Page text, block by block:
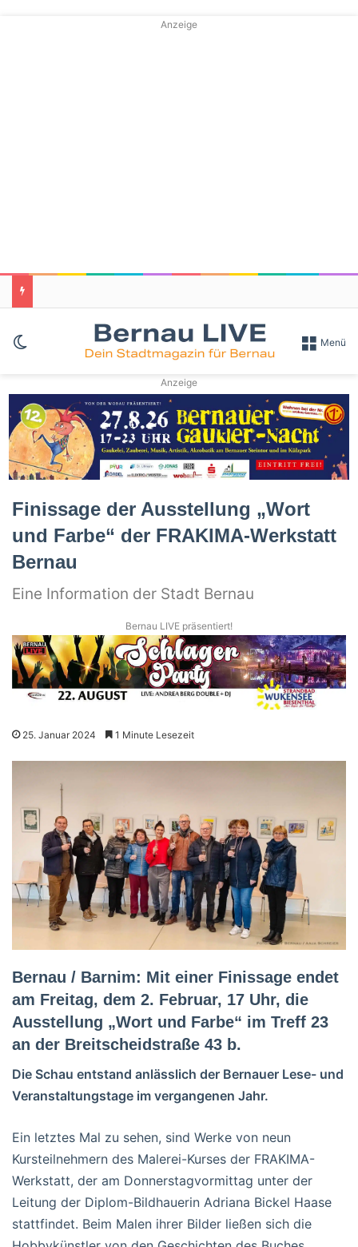
Anzeige
Skin umschalten Menü
Anzeige
Finissage der Ausstellung „Wort
und Farbe“ der FRAKIMA-Werkstatt
Bernau
Eine Information der Stadt Bernau
Bernau LIVE präsentiert!
25. Januar 2024 1 Minute Lesezeit
Bernau / Barnim: Mit einer Finissage endet
am Freitag, dem 2. Februar, 17 Uhr, die
Ausstellung „Wort und Farbe“ im Treff 23
an der Breitscheidstraße 43 b.
Die Schau entstand anlässlich der Bernauer Lese- und
Veranstaltungstage im vergangenen Jahr.
Ein letztes Mal zu sehen, sind Werke von neun
Kursteilnehmern des Malerei-Kurses der FRAKIMA-
Werkstatt, der am Donnerstagvormittag unter der
Leitung der Diplom-Bildhauerin Adriana Bickel Haase
stattfindet. Beim Malen ihrer Bilder ließen sich die